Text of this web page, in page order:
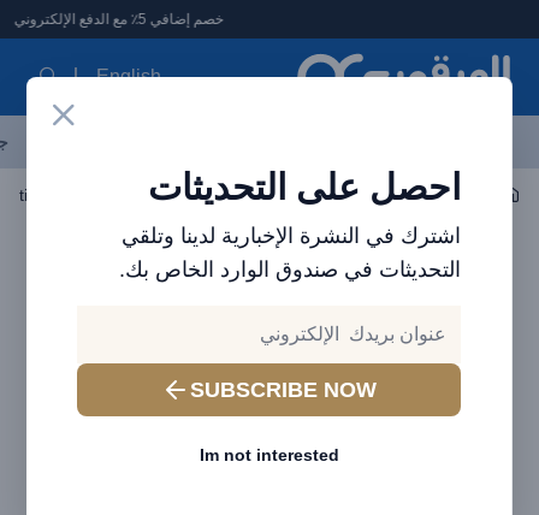
العرقوب - متجر الإلكترونيات في الإمارات
خصم إضافي 5٪ مع الدفع الإلكتروني
English
احصل على التحديثات
اشترك في النشرة الإخبارية لدينا وتلقي
التحديثات في صندوق الوارد الخاص بك.
SUBSCRIBE NOW
Im not interested
إكسسوارات اللاب توب والتابلت قلم ستايلس